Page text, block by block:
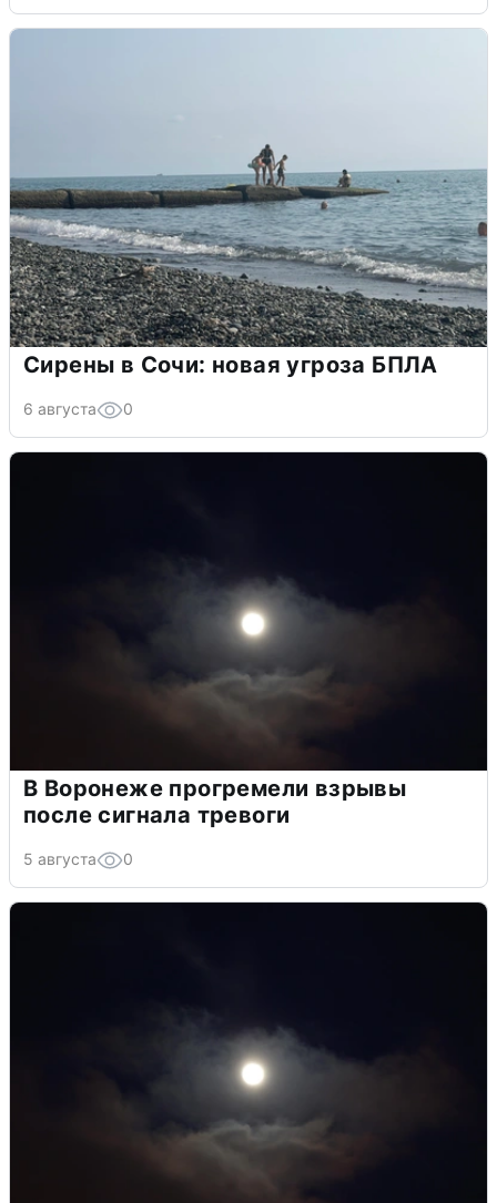
Сирены в Сочи: новая угроза БПЛА
6 августа 0
В Воронеже прогремели взрывы
после сигнала тревоги
5 августа 0